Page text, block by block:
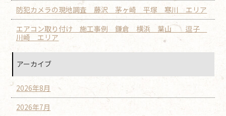
防犯カメラの現地調査 藤沢 茅ヶ崎 平塚 寒川 エリア
エアコン取り付け 施工事例 鎌倉 横浜 葉山 逗子
川崎 エリア
アーカイブ
2026年8月
2026年7月